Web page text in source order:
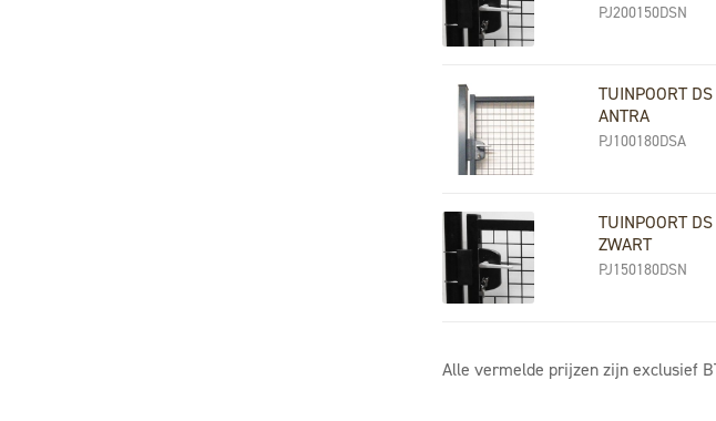
PJ200150DSN
TUINPOORT
ANTRA
PJ100180DSA
TUINPOORT
ZWART
PJ150180DSN
Alle vermelde prijzen zijn exclusief